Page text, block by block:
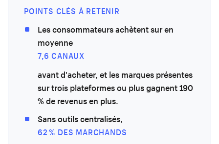
POINTS CLÉS À RETENIR
Les consommateurs achètent sur en
moyenne
7,6 CANAUX
avant d'acheter, et les marques présentes
sur trois plateformes ou plus gagnent 190
% de revenus en plus.
Sans outils centralisés,
62 % DES MARCHANDS